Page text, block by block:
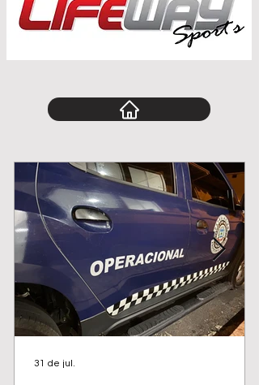
31 de jul.